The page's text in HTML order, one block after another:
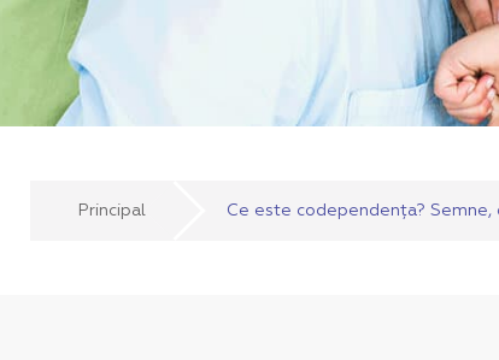
Principal Ce este codependența?